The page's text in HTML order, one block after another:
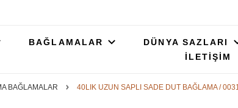
BAĞLAMALAR DÜNYA SAZLARI
İLETİŞİM
BAĞLAMALAR 40LIK UZUN SAPLI SADE DUT BAĞLAMA / 0031